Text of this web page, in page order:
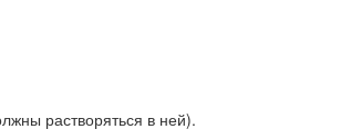
растворяться в ней).